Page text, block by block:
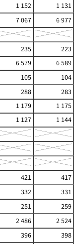
1 152
1 131
7 067
6 977
235 223
6 579
6 589
105
104
288
283
1 179
1 175
1 127
1 144
421 417
332
331
251
259
2 486
2 524
396
398